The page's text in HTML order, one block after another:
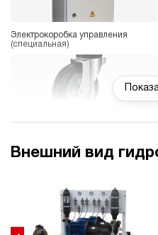
Электрокоробка управления
(специальная)
Колеса
Дроссельный регулятор
Внешний вид